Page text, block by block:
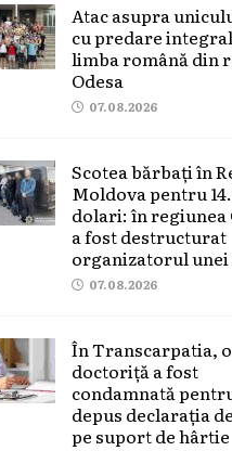
Atac asupra
cu predare
limba română din
Odesa
07.08.2026
Scotea bărbați în
Moldova pentru
dolari: în regiunea
a fost destructurat
organizatorul unei
07.08.2026
În Transcarpatia, o
doctoriță a fost
condamnată
depus declarația
pe suport de hârtie